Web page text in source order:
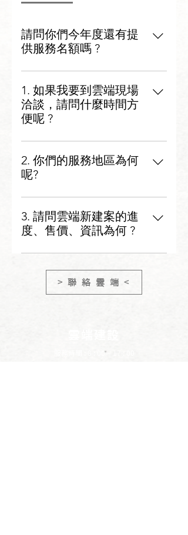
請問你們今年度還有提
供服務名額嗎 ?
感謝您的愛戴，為了提供您的未來
家最優質的監工品質， 2025年因案
量管制因素，接案人力已滿，暫時
不接案，謝謝妳一路上的支持!
1. 如果我要到雲端現場
洽談，請問什麼時間方
便呢 ?
我們營業時間為平日周一到周五
8:00 ~ 17:00，周六有部分同仁值
班。 來洽談前，麻煩您填寫來電洽
2. 你們的服務地區為何
呢?
為了日後能夠提供即時且完善的售
後服務，我們目前服務範圍在「 大
新竹市區(含竹北) 」， 若您在其他
謝謝!
3. 請問雲端新建案的進
度、售價、資訊為何 ?
這部分的消息可以追蹤我們的粉絲
專頁，若有最新消息會在第一時間
通知您， 您也可以從雲端建案，來
了解我們的最新進度! 若有其他疑
> 聯 絡 雲 端 <
服務時間 : 8 : 00 ~ 17 : 00